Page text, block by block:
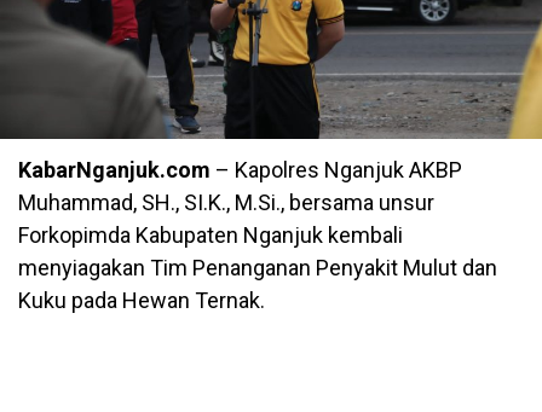
KabarNganjuk.com – Kapolres Nganjuk AKBP
Muhammad, SH., SI.K., M.Si., bersama unsur
Forkopimda Kabupaten Nganjuk kembali
menyiagakan Tim Penanganan Penyakit Mulut dan
Kuku pada Hewan Ternak.